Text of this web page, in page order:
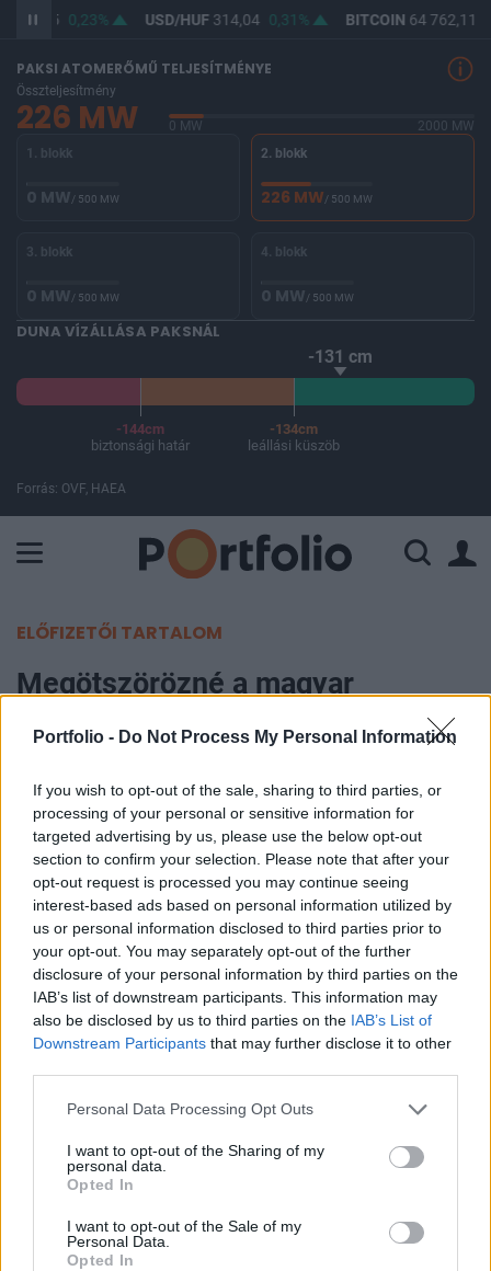
Portfolio - Do Not Process My Personal Information
If you wish to opt-out of the sale, sharing to third parties, or
processing of your personal or sensitive information for
targeted advertising by us, please use the below opt-out
section to confirm your selection. Please note that after your
opt-out request is processed you may continue seeing
interest-based ads based on personal information utilized by
us or personal information disclosed to third parties prior to
your opt-out. You may separately opt-out of the further
disclosure of your personal information by third parties on the
IAB’s list of downstream participants. This information may
also be disclosed by us to third parties on the IAB’s List of
Downstream Participants that may further disclose it to other
Personal Data Processing Opt Outs
I want to opt-out of the Sharing of my
personal data.
Opted In
I want to opt-out of the Sale of my
Personal Data.
Opted In
362,55 0,23% USD/HUF314,04 0,31% BITCOIN 64 762,11
PAKSI ATOMERŐMŰ TELJESÍTMÉNYE
Összteljesítmény
226 MW 0 MW
2000 MW
1. blokk
0 MW/ 500 MW
2. blokk
226 MW/ 500 MW
3. blokk
0 MW/ 500 MW
4. blokk
0 MW/ 500 MW
DUNA VÍZÁLLÁSA PAKSNÁL
-131 cm
-144cm
biztonsági határ
-134cm
leállási küszöb
Forrás: OVF, HAEA
ELŐFIZETŐI TARTALOM
Megötszörözné a magyar
üzletember
Portfolio
2017. szeptember 28. 08:29
Öt éven belül 700 millió dollárt tervez beruházni
Magyarországon a napenergiába, és 1000 MW-os
kapacitást akar elérni Adnan Polat, milliárdos
török üzletember - írta a Magyar Narancs.
Vagyis Polat mostani árfolyamon mintegy 183 milliárd
forintért építene naperőműveket, amelyek majdnem
négyszer akkora teljesítményre lennének képesek, mint
tavaly az ország teljes naperőmű-állománya. Nemrég Polat
napenergiával foglalkozik, de akárhányat alapít, iparági
szereplők szerint 1000 MW kapacitást nem lehet 700